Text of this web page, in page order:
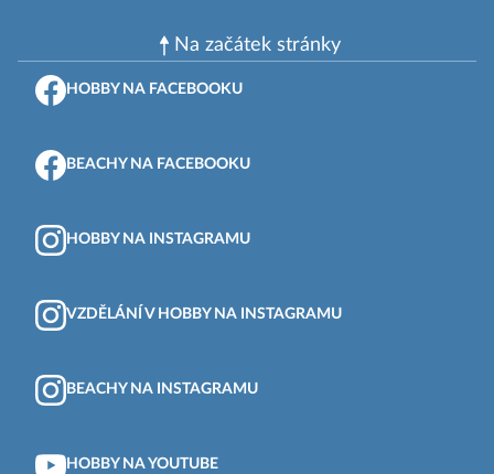
Na začátek stránky
HOBBY NA FACEBOOKU
BEACHY NA FACEBOOKU
HOBBY NA INSTAGRAMU
VZDĚLÁNÍ V HOBBY NA INSTAGRAMU
BEACHY NA INSTAGRAMU
HOBBY NA YOUTUBE